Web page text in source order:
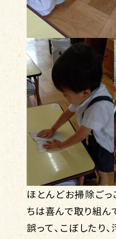
ほとんどお掃除ごっ
ちは喜んで取り組ん
誤って、こぼしたり